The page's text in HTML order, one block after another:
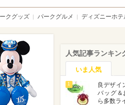
クグッズ パークグルメ ディズニーホテ
人気記事ランキン
いま人気
1
良デザイ
バッグ＆
ら多数ラ